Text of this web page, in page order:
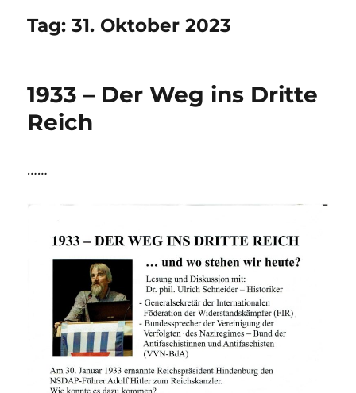
Tag:31. Oktober 2023
1933 – Der Weg ins Dritte
Reich
……